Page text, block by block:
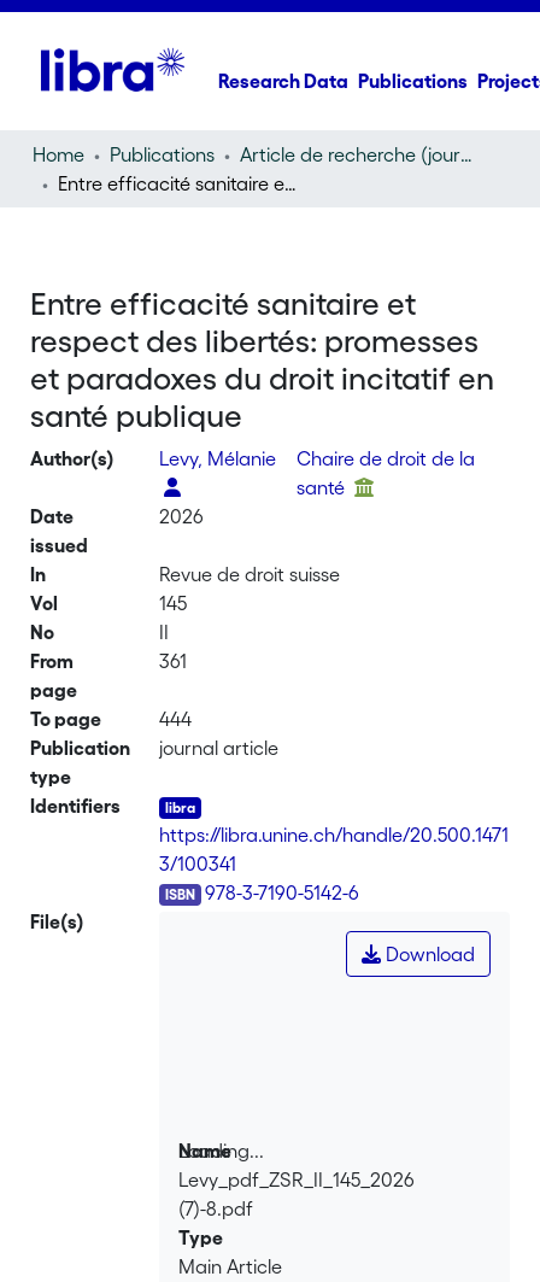
Research Data Publications
Home Publications
Article de recherche (journal article)
Entre efficacité sanitaire et respect des libertés: promesses et paradoxes du droit incitatif en santé publique
Entre efficacité sanitaire et
respect des libertés: promesses
et paradoxes du droit incitatif en
santé publique
Author(s) Levy, Mélanie
Chaire de droit de la
santé
Date
issued
2026
In
Revue de droit suisse
Vol
145
No
II
From
page
361
To page
444
Publication
type
journal article
Identifiers
https://libra.unine.ch/handle/20.500.1471
3/100341
978-3-7190-5142-6
File(s)
Loading...
Loading...
Download
Name
Levy_pdf_ZSR_II_145_2026
(7)-8.pdf
Type
Main Article